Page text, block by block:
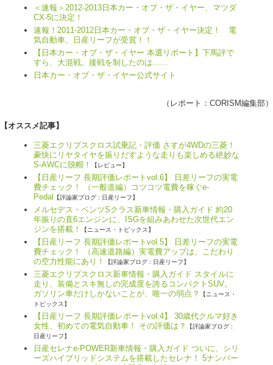
＜速報＞2012-2013日本カー・オブ・ザ・イヤー、マツダ
CX-5に決定！
速報！2011-2012日本カー・オブ・ザ・イヤー決定！ 電
気自動車、日産リーフが受賞！！
【日本カー・オブ・ザ・イヤー 本選リポート】下馬評で
すら、大混戦。接戦を制したのは……
日本カー・オブ・ザ・イヤー公式サイト
（レポート： CORISM編集部）
【オススメ記事】
三菱エクリプスクロス試乗記・評価 さすが4WDの三菱！
豪快にリヤタイヤを振りだすような走りも楽しめる絶妙な
S-AWCに脱帽！
【レビュー】
【日産リーフ 長期評価レポートvol.6】 日差リーフの実電
費チェック！ （一般道編）コツコツ電費を稼ぐe-
Pedal
【評論家ブログ : 日産リーフ】
メルセデス・ベンツSクラス新車情報・購入ガイド 約20
年振りの直6エンジンに、ISGを組みあわせた次世代エン
ジンを搭載！
【ニュース・トピックス】
【日産リーフ 長期評価レポートvol.5】 日差リーフの実電
費チェック！ （高速道路編）実電費アップは、こだわり
の空力性能にあり！
【評論家ブログ : 日産リーフ】
三菱エクリプスクロス新車情報・購入ガイド スタイルに
走り、装備とスキ無しの完成度を誇るコンパクトSUV。
ガソリン車だけしかないことが、唯一の弱点？
【ニュース・
トピックス】
【日産リーフ 長期評価レポートvol.4】 30歳代クルマ好き
女性、初めての電気自動車！ その評価は？
【評論家ブログ :
日産リーフ】
日産セレナe-POWER新車情報・購入ガイド ついに、シリ
ーズハイブリッドシステムを搭載したセレナ！ 5ナンバー